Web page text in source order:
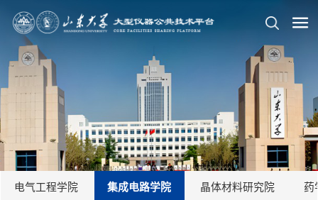
电气工程学院 集成电路学院 晶体材料研究院 药